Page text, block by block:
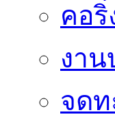
คอริ่
งาน
จด